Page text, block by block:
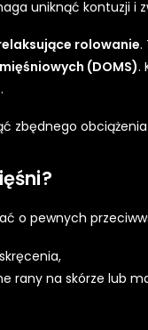
uniknąć kontuzji i
rolowanie.
(DOMS).
.
zbędnego
o pewnych
na skórze lub